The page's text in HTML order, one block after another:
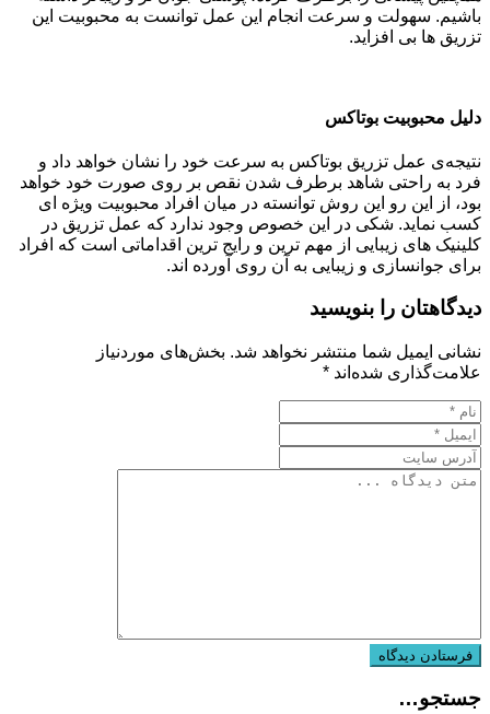
باشیم. سهولت و سرعت انجام این عمل توانست به محبوبیت این
تزریق ها بی افزاید.
دلیل محبوبیت بوتاکس
نتیجه‌ی عمل تزریق بوتاکس به سرعت خود را نشان خواهد داد و
فرد به راحتی شاهد برطرف شدن نقص بر روی صورت خود خواهد
بود، از این رو این روش توانسته در میان افراد محبوبیت ویژه ای
کسب نماید. شکی در این خصوص وجود ندارد که عمل تزریق در
کلینیک های زیبایی از مهم ترین و رایج ترین اقداماتی است که افراد
برای جوانسازی و زیبایی به آن روی آورده اند.
دیدگاهتان را بنویسید
نشانی ایمیل شما منتشر نخواهد شد. بخش‌های موردنیاز
علامت‌گذاری شده‌اند *
جستجو…